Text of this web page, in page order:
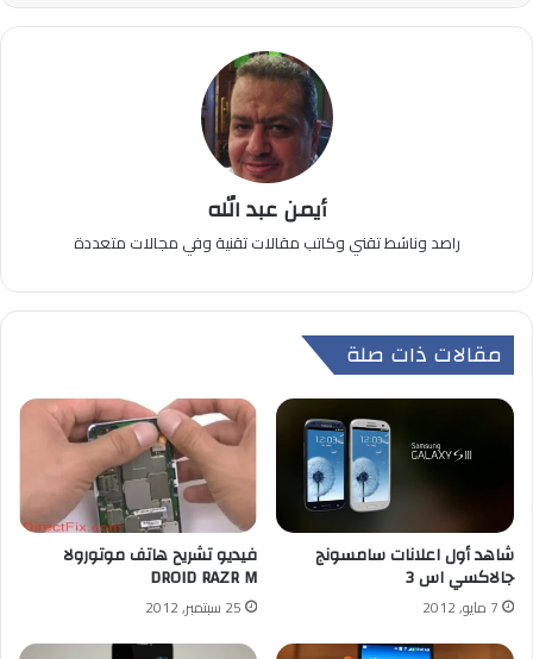
أيمن عبد الله
راصد وناشط تقني وكاتب مقالات تقنية وفي مجالات متعددة
مقالات ذات صلة
شاهد أول اعلانات سامسونج
جالاكسي اس 3
7 مايو, 2012
فيديو تشريح هاتف موتورولا
DROID RAZR M
25 سبتمبر, 2012